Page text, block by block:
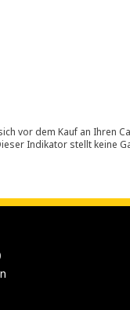
vor dem Kauf an Ihren
Indikator stellt keine